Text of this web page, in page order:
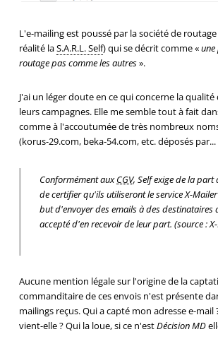
L'e-mailing est poussé par la société de routage
réalité laS.A.R.L. Self) qui se décrit comme «une
routage pas comme les autres».
J'ai un léger doute en ce qui concerne la qualité
leurs campagnes. Elle me semble tout à fait
comme à l'accoutumée de très nombreux
(korus-29.com, beka-54.com, etc. déposés par...
Conformément auxCGV, Self exige de la part
de certifier qu'ils utiliseront le service X-
but d'envoyer des emails à des destinataires
accepté d'en recevoir de leur part. (source :
Aucune mention légale sur l'origine de la
commanditaire de ces envois n'est présente
mailings reçus. Qui a capté mon adresse e-mail
vient-elle ? Qui la loue, si ce n'estDécision MD